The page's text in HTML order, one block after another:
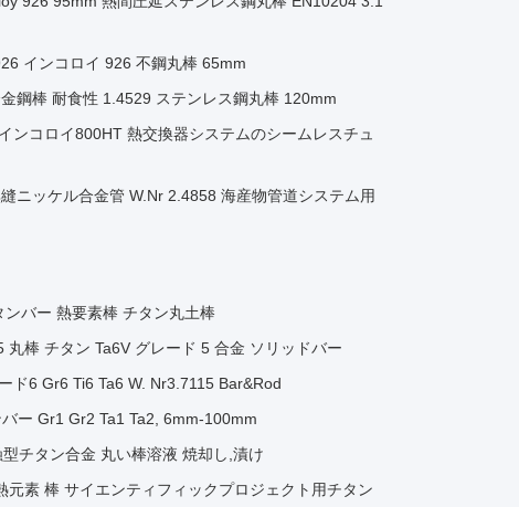
インコロイ 926 不鋼丸棒 65mm
鋼棒 耐食性 1.4529 ステンレス鋼丸棒 120mm
ンコロイ800HT 熱交換器システムのシームレスチュ
ニッケル合金管 W.Nr 2.4858 海産物管道システム用
バー 熱要素棒 チタン丸土棒
棒 チタン Ta6V グレード 5 合金 ソリッドバー
ド6 Gr6 Ti6 Ta6 W. Nr3.7115 Bar&Rod
ー Gr1 Gr2 Ta1 Ta2, 6mm-100mm
チタン合金 丸い棒溶液 焼却し,漬け
素 棒 サイエンティフィックプロジェクト用チタン